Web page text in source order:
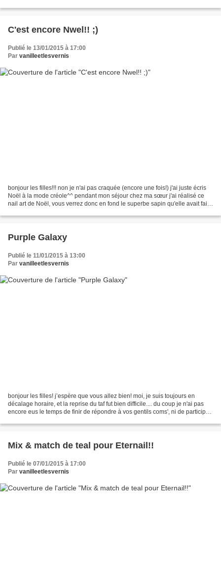
C'est encore Nwel!! ;)
Publié le 13/01/2015 à 17:00
Par vanilleetlesvernis
bonjour les filles!!! non je n'ai pas craquée (encore une fois!) j'ai juste écris
Noël à la mode créole^^ pendant mon séjour chez ma sœur j'ai réalisé ce
nail art de Noël, vous verrez donc en fond le superbe sapin qu'elle avait fait
Purple Galaxy
Publié le 11/01/2015 à 13:00
Par vanilleetlesvernis
bonjour les filles! j’espère que vous allez bien! moi, je suis toujours en
décalage horaire, et la reprise du taf fut bien difficile.... du coup je n'ai pas
encore eus le temps de finir de répondre à vos gentils coms', ni de participer
Mix & match de teal pour Eternail!!
Publié le 07/01/2015 à 17:00
Par vanilleetlesvernis